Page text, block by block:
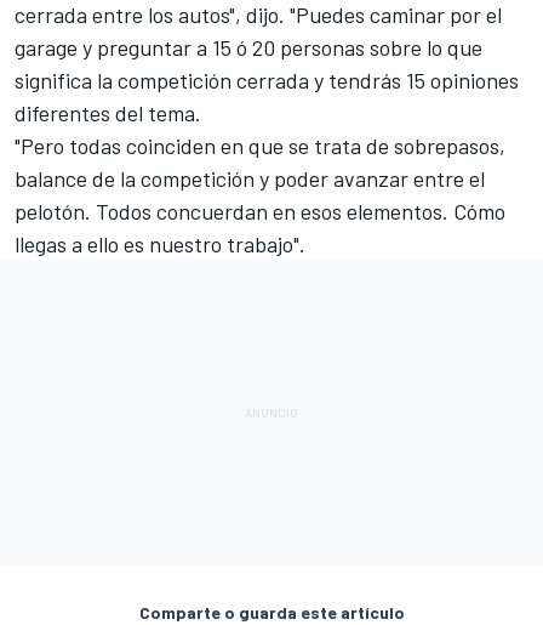
cerrada entre los autos", dijo. "Puedes caminar por el
garage y preguntar a 15 ó 20 personas sobre lo que
significa la competición cerrada y tendrás 15 opiniones
diferentes del tema.
"Pero todas coinciden en que se trata de sobrepasos,
balance de la competición y poder avanzar entre el
pelotón. Todos concuerdan en esos elementos. Cómo
llegas a ello es nuestro trabajo".
Comparte o guarda este artículo